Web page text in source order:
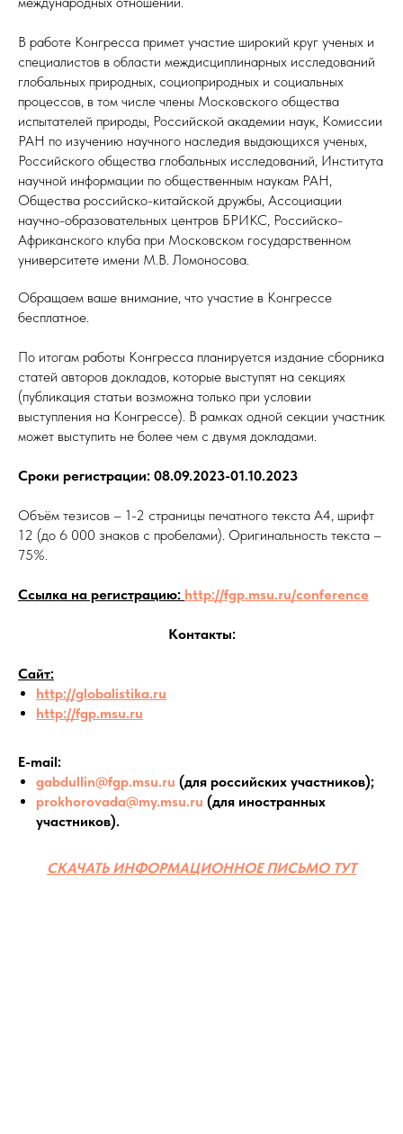
В работе Конгресса примет участие широкий круг ученых и
специалистов в области междисциплинарных исследований
глобальных природных, социоприродных и социальных
процессов, в том числе члены Московского общества
испытателей природы, Российской академии наук, Комиссии
РАН по изучению научного наследия выдающихся ученых,
Российского общества глобальных исследований, Института
научной информации по общественным наукам РАН,
Общества российско-китайской дружбы, Ассоциации
научно-образовательных центров БРИКС, Российско-
Африканского клуба при Московском государственном
университете имени М.В. Ломоносова.
Обращаем ваше внимание, что участие в Конгрессе
бесплатное.
По итогам работы Конгресса планируется издание сборника
статей авторов докладов, которые выступят на секциях
(публикация статьи возможна только при условии
выступления на Конгрессе). В рамках одной секции участник
может выступить не более чем с двумя докладами.
Сроки регистрации: 08.09.2023-01.10.2023
Объём тезисов – 1-2 страницы печатного текста А4, шрифт
12 (до 6 000 знаков с пробелами). Оригинальность текста –
75%.
Ссылка на регистрацию: http://fgp.msu.ru/conference
Контакты:
Сайт:
http://globalistika.ru
http://fgp.msu.ru
E-mail:
gabdullin@fgp.msu.ru (для российских участников);
prokhorovada@my.msu.ru (для иностранных
участников).
СКАЧАТЬ ИНФОРМАЦИОННОЕ ПИСЬМО ТУТ